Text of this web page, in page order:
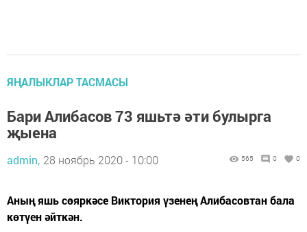
ЯҢАЛЫКЛАР ТАСМАСЫ
Бари Алибасов 73 яшьтә әти булырга
җыена
admin, 28 ноябрь 2020 - 10:00 565 0 0
Аның яшь сөяркәсе Виктория үзенең Алибасовтан бала
көтүен әйткән.